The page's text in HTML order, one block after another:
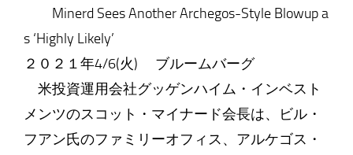
Minerd Sees Another Archegos-Style Blowup a
s ‘Highly Likely’
２０２１年4/6(火) ブルームバーグ
米投資運用会社グッゲンハイム・インベスト
メンツのスコット・マイナード会長は、ビル・
フアン氏のファミリーオフィス、アルケゴス・